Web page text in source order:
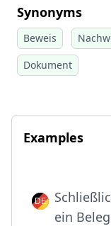
Synonyms
Beweis
Dokument
Examples
ein